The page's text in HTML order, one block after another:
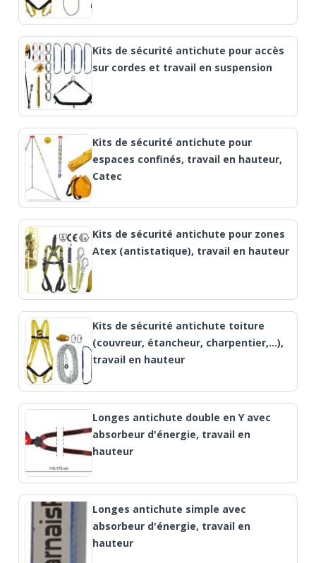
Kits de sécurité antichute pour accès
sur cordes et travail en suspension
Kits de sécurité antichute pour
espaces confinés, travail en hauteur,
Catec
Kits de sécurité antichute pour zones
Atex (antistatique), travail en hauteur
Kits de sécurité antichute toiture
(couvreur, étancheur, charpentier,…),
travail en hauteur
Longes antichute double en Y avec
absorbeur d'énergie, travail en
hauteur
Longes antichute simple avec
absorbeur d'énergie, travail en
hauteur